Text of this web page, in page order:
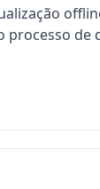
processo de